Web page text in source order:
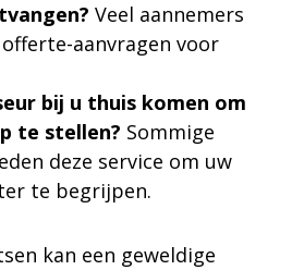
Veel aannemers
aanvragen voor
bij u thuis komen om
te stellen? Sommige
deze service om uw
te begrijpen.
kan een geweldige